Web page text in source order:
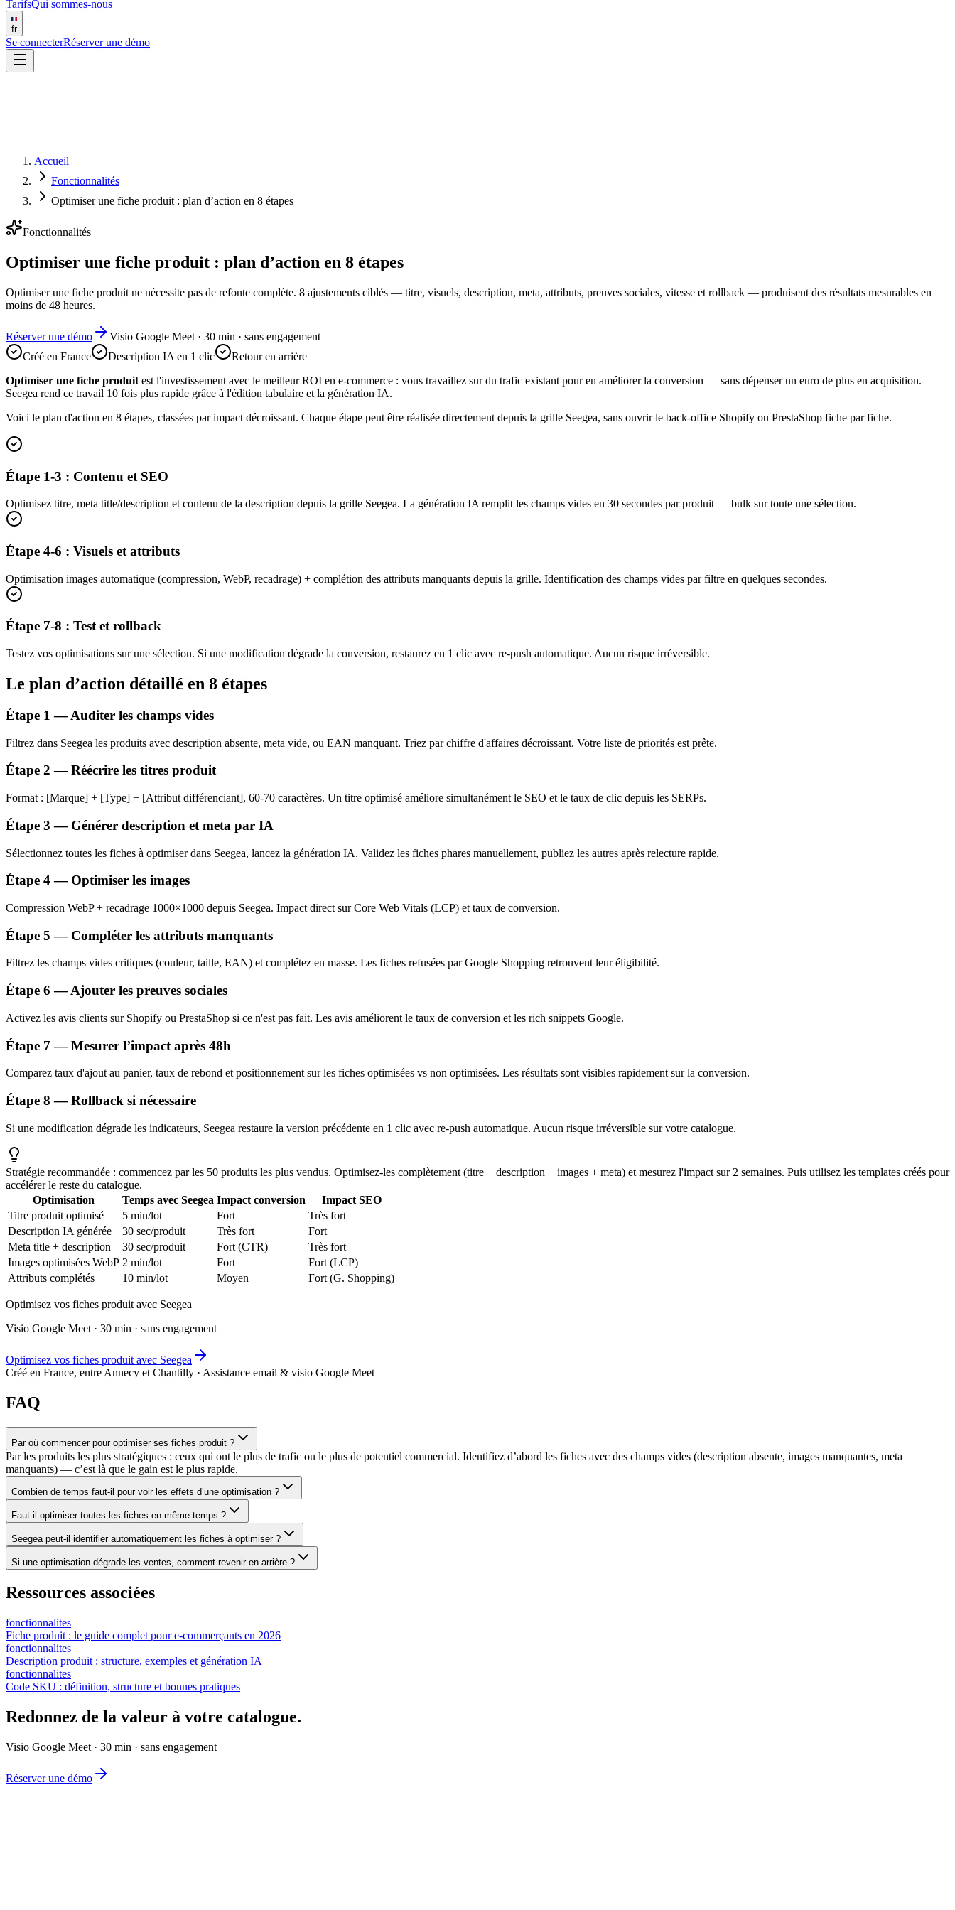
TarifsQui sommes-nous
fr
Se connecterRéserver une démo
Accueil
Fonctionnalités
Optimiser une fiche produit : plan d’action en 8 étapes
Fonctionnalités
Optimiser une fiche produit : plan d’action en 8 étapes
Optimiser une fiche produit ne nécessite pas de refonte complète. 8 ajustements ciblés — titre, visuels, description, meta, attributs, preuves sociales, vitesse et rollback — produisent des résultats mesurables en
moins de 48 heures.
Réserver une démo
Visio Google Meet · 30 min · sans engagement
Créé en France
Description IA en 1 clic
Retour en arrière
Optimiser une fiche produit est l'investissement avec le meilleur ROI en e-commerce : vous travaillez sur du trafic existant pour en améliorer la conversion — sans dépenser un euro de plus en acquisition.
Seegea rend ce travail 10 fois plus rapide grâce à l'édition tabulaire et la génération IA.
Voici le plan d'action en 8 étapes, classées par impact décroissant. Chaque étape peut être réalisée directement depuis la grille Seegea, sans ouvrir le back-office Shopify ou PrestaShop fiche par fiche.
Étape 1-3 : Contenu et SEO
Optimisez titre, meta title/description et contenu de la description depuis la grille Seegea. La génération IA remplit les champs vides en 30 secondes par produit — bulk sur toute une sélection.
Étape 4-6 : Visuels et attributs
Optimisation images automatique (compression, WebP, recadrage) + complétion des attributs manquants depuis la grille. Identification des champs vides par filtre en quelques secondes.
Étape 7-8 : Test et rollback
Testez vos optimisations sur une sélection. Si une modification dégrade la conversion, restaurez en 1 clic avec re-push automatique. Aucun risque irréversible.
Le plan d’action détaillé en 8 étapes
Étape 1 — Auditer les champs vides
Filtrez dans Seegea les produits avec description absente, meta vide, ou EAN manquant. Triez par chiffre d'affaires décroissant. Votre liste de priorités est prête.
Étape 2 — Réécrire les titres produit
Format : [Marque] + [Type] + [Attribut différenciant], 60-70 caractères. Un titre optimisé améliore simultanément le SEO et le taux de clic depuis les SERPs.
Étape 3 — Générer description et meta par IA
Sélectionnez toutes les fiches à optimiser dans Seegea, lancez la génération IA. Validez les fiches phares manuellement, publiez les autres après relecture rapide.
Étape 4 — Optimiser les images
Compression WebP + recadrage 1000×1000 depuis Seegea. Impact direct sur Core Web Vitals (LCP) et taux de conversion.
Étape 5 — Compléter les attributs manquants
Filtrez les champs vides critiques (couleur, taille, EAN) et complétez en masse. Les fiches refusées par Google Shopping retrouvent leur éligibilité.
Étape 6 — Ajouter les preuves sociales
Activez les avis clients sur Shopify ou PrestaShop si ce n'est pas fait. Les avis améliorent le taux de conversion et les rich snippets Google.
Étape 7 — Mesurer l’impact après 48h
Comparez taux d'ajout au panier, taux de rebond et positionnement sur les fiches optimisées vs non optimisées. Les résultats sont visibles rapidement sur la conversion.
Étape 8 — Rollback si nécessaire
Si une modification dégrade les indicateurs, Seegea restaure la version précédente en 1 clic avec re-push automatique. Aucun risque irréversible sur votre catalogue.
Stratégie recommandée : commencez par les 50 produits les plus vendus. Optimisez-les complètement (titre + description + images + meta) et mesurez l'impact sur 2 semaines. Puis utilisez les templates créés pour
accélérer le reste du catalogue.
Optimisation
Temps avec Seegea Impact conversion
Impact SEO
Titre produit optimisé
5 min/lot Fort
Très fort
Description IA générée
30 sec/produit Très fort
Fort
Meta title + description
30 sec/produit Fort (CTR)
Très fort
Images optimisées WebP 2 min/lot Fort
Fort (LCP)
Attributs complétés
10 min/lot Moyen Fort (G. Shopping)
Optimisez vos fiches produit avec Seegea
Visio Google Meet · 30 min · sans engagement
Optimisez vos fiches produit avec Seegea
Créé en France, entre Annecy et Chantilly · Assistance email & visio Google Meet
FAQ
Par où commencer pour optimiser ses fiches produit ?
Par les produits les plus stratégiques : ceux qui ont le plus de trafic ou le plus de potentiel commercial. Identifiez d’abord les fiches avec des champs vides (description absente, images manquantes, meta
manquants) — c’est là que le gain est le plus rapide.
Combien de temps faut-il pour voir les effets d’une optimisation ?
Faut-il optimiser toutes les fiches en même temps ?
Seegea peut-il identifier automatiquement les fiches à optimiser ?
Si une optimisation dégrade les ventes, comment revenir en arrière ?
Ressources associées
fonctionnalites
Fiche produit : le guide complet pour e-commerçants en 2026
fonctionnalites
Description produit : structure, exemples et génération IA
fonctionnalites
Code SKU : définition, structure et bonnes pratiques
Redonnez de la valeur à votre catalogue.
Visio Google Meet · 30 min · sans engagement
Réserver une démo